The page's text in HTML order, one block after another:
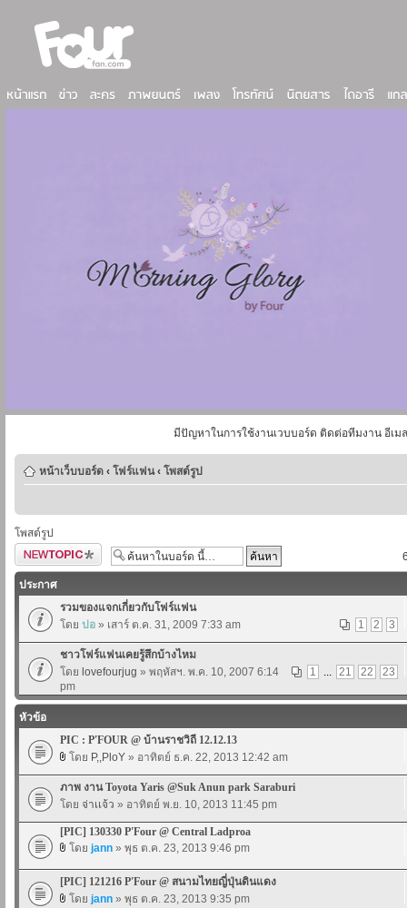
มีปัญหาในการใช้งานเวบบอร์ด ติดต่อทีมงาน อีเม
หน้าเว็บบอร์ด ‹ โฟร์แฟน ‹ โพสต์รูป
โพสต์รูป
ตั้งกระทู้ใหม่
ประกาศ
รวมของแจกเกี่ยวกับโฟร์แฟน
1
2 3
โดย ปอ » เสาร์ ต.ค. 31, 2009 7:33 am
ชาวโฟร์แฟนเคยรู้สึกบ้างไหม
1
... 21 22 23
โดย lovefourjug » พฤหัสฯ. พ.ค. 10, 2007 6:14
pm
หัวข้อ
PIC : P'FOUR @ บ้านราชวิถี 12.12.13
โดย P,,PloY » อาทิตย์ ธ.ค. 22, 2013 12:42 am
ภาพ งาน Toyota Yaris @Suk Anun park Saraburi
โดย จ่าเเจ้ว » อาทิตย์ พ.ย. 10, 2013 11:45 pm
[PIC] 130330 P'Four @ Central Ladproa
โดย jann » พุธ ต.ค. 23, 2013 9:46 pm
[PIC] 121216 P'Four @ สนามไทยญี่ปุ่นดินแดง
โดย jann » พุธ ต.ค. 23, 2013 9:35 pm